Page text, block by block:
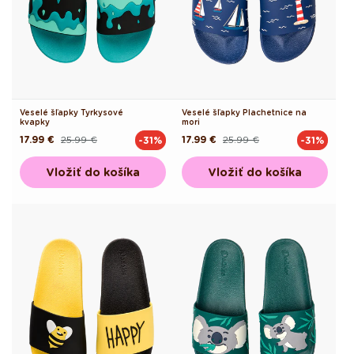
Veselé šľapky Tyrkysové
kvapky
Pôvodná25.99 €
Akciová
17.99 € -31%
Vložiť do košíka
Veselé šľapky Plachetnice na
mori
Pôvodná25.99 €
Akciová
17.99 € -31%
Vložiť do košíka